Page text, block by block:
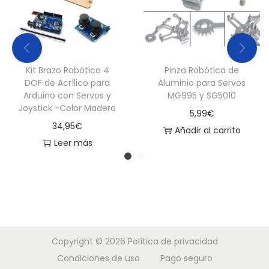
Kit Brazo Robótico 4
DOF de Acrílico para
Arduino con Servos y
Joystick -Color Madera
34,95€
Leer más
Pinza Robótica de
Aluminio para Servos
MG995 y SG5010
5,99€
Añadir al carrito
Copyright © 2026 Política de privacidad
Condiciones de uso
Pago seguro